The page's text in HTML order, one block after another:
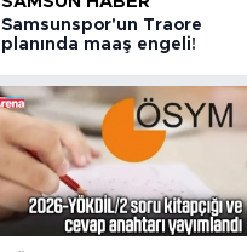
Samsunspor'un Traore
planında maaş engeli!